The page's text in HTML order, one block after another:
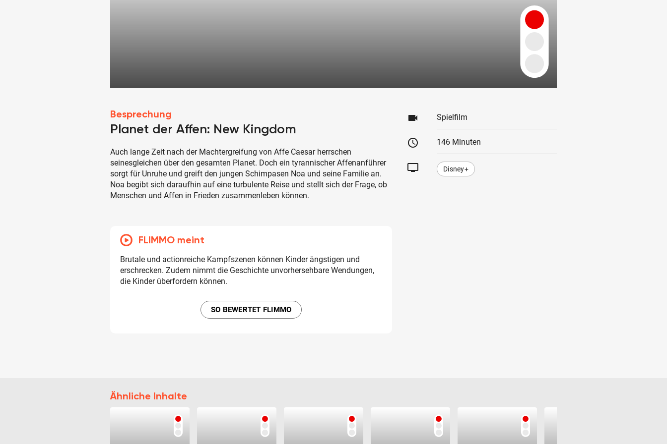
Besprechung
Planet der Affen: New Kingdom
Auch lange Zeit nach der Machtergreifung von Affe Caesar herrschen
seinesgleichen über den gesamten Planet. Doch ein tyrannischer Affenanführer
sorgt für Unruhe und greift den jungen Schimpasen Noa und seine Familie an.
Noa begibt sich daraufhin auf eine turbulente Reise und stellt sich der Frage, ob
Menschen und Affen in Frieden zusammenleben können.
FLIMMO meint
Brutale und actionreiche Kampfszenen können Kinder ängstigen und
erschrecken. Zudem nimmt die Geschichte unvorhersehbare Wendungen,
die Kinder überfordern können.
SO BEWERTET FLIMMO
videocam Spielfilm
schedule 146 Minuten
tv Disney+
Ähnliche Inhalte